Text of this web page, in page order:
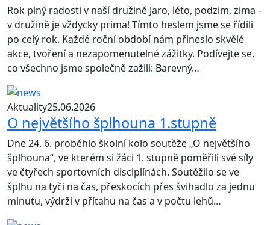
Rok plný radosti v naší družině Jaro, léto, podzim, zima –
v družině je vždycky prima! Tímto heslem jsme se řídili
po celý rok. Každé roční období nám přineslo skvělé
akce, tvoření a nezapomenutelné zážitky. Podívejte se,
co všechno jsme společně zažili: Barevný…
Aktuality25.06.2026
O největšího šplhouna 1.stupně
Dne 24. 6. proběhlo školní kolo soutěže „O největšího
šplhouna“, ve kterém si žáci 1. stupně poměřili své síly
ve čtyřech sportovních disciplínách. Soutěžilo se ve
šplhu na tyči na čas, přeskocích přes švihadlo za jednu
minutu, výdrži v přítahu na čas a v počtu lehů…